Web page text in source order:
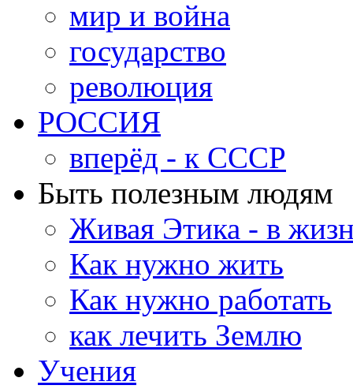
мир и война
государство
революция
РОССИЯ
вперёд - к СССР
Быть полезным людям
Живая Этика - в
Как нужно жить
Как нужно работать
как лечить Землю
Учения